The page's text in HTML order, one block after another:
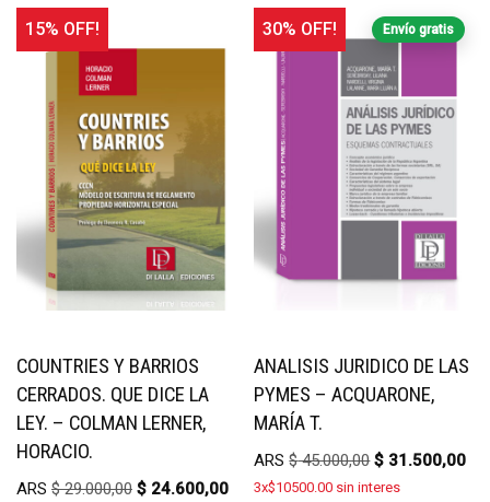
15% OFF!
COUNTRIES Y BARRIOS
CERRADOS. QUE DICE LA
LEY. – COLMAN LERNER,
HORACIO.
ARS $29.000,00 $ 24.600,00
Envío gratis
30% OFF!
ANALISIS JURIDICO DE LAS
PYMES – ACQUARONE,
MARÍA T.
ARS$45.000,00 $ 31.500,00
3x$10500.00 sin interes